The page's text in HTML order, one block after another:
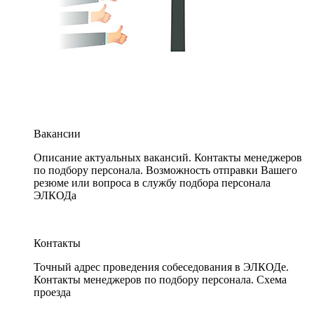
Вакансии
Описание актуальных вакансий. Контакты менеджеров
по подбору персонала. Возможность отправки Вашего
резюме или вопроса в службу подбора персонала
ЭЛКОДа
Контакты
Точный адрес проведения собеседования в ЭЛКОДе.
Контакты менеджеров по подбору персонала. Схема
проезда